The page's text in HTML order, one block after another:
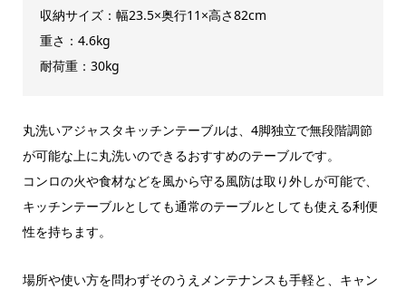
収納サイズ：幅23.5×奥行11×高さ82cm
重さ：4.6kg
耐荷重：30kg
丸洗いアジャスタキッチンテーブルは、4脚独立で無段階調節
が可能な上に丸洗いのできるおすすめのテーブルです。
コンロの火や食材などを風から守る風防は取り外しが可能で、
キッチンテーブルとしても通常のテーブルとしても使える利便
性を持ちます。
場所や使い方を問わずそのうえメンテナンスも手軽と、キャン